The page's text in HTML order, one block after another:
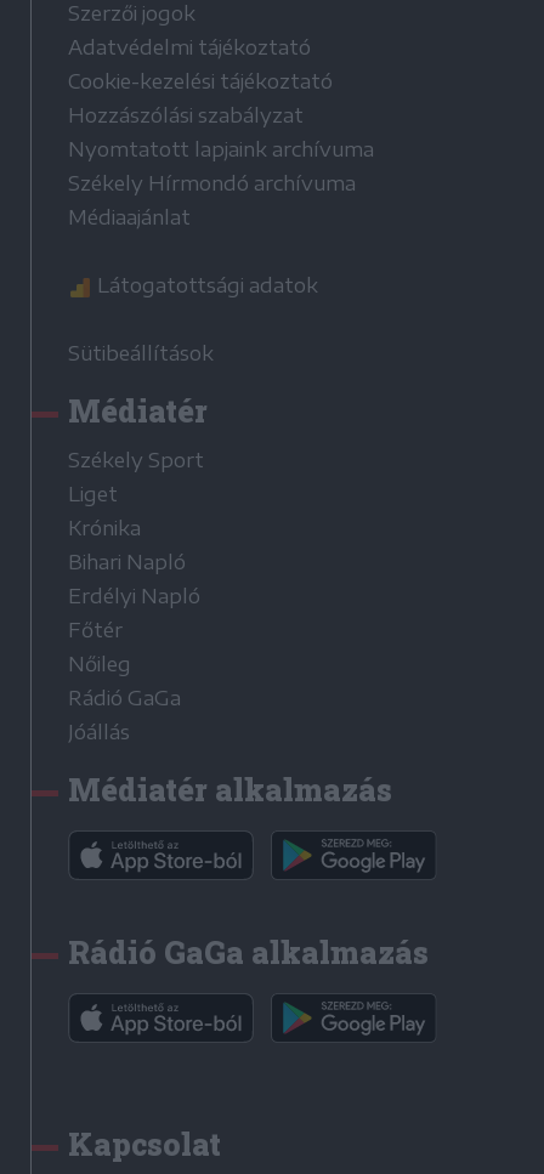
Szerzői jogok
Adatvédelmi tájékoztató
Cookie-kezelési tájékoztató
Hozzászólási szabályzat
Nyomtatott lapjaink archívuma
Székely Hírmondó archívuma
Médiaajánlat
Látogatottsági adatok
Sütibeállítások
Médiatér
Székely Sport
Liget
Krónika
Bihari Napló
Erdélyi Napló
Főtér
Nőileg
Rádió GaGa
Jóállás
Médiatér alkalmazás
Rádió GaGa alkalmazás
Kapcsolat